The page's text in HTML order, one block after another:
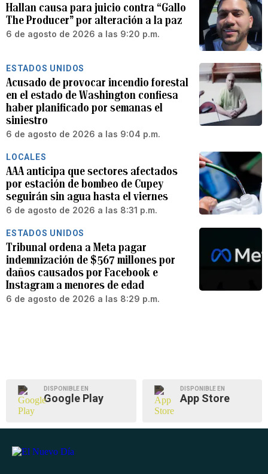
Hallan causa para juicio contra “Gallo
The Producer” por alteración a la paz
6 de agosto de 2026 a las 9:20 p.m.
ESTADOS UNIDOS
Acusado de provocar incendio forestal
en el estado de Washington confiesa
haber planificado por semanas el
siniestro
6 de agosto de 2026 a las 9:04 p.m.
LOCALES
AAA anticipa que sectores afectados
por estación de bombeo de Cupey
seguirán sin agua hasta el viernes
6 de agosto de 2026 a las 8:31 p.m.
ESTADOS UNIDOS
Tribunal ordena a Meta pagar
indemnización de $567 millones por
daños causados por Facebook e
Instagram a menores de edad
6 de agosto de 2026 a las 8:29 p.m.
DISPONIBLE EN
Google Play
DISPONIBLE EN
App Store